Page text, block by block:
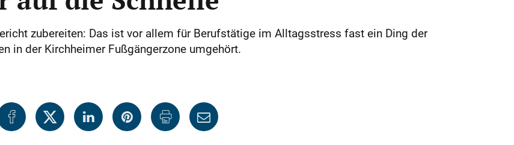
zubereiten: Das ist vor allem für Berufstätige im Alltagsstress fast ein Ding der
in der Kirchheimer Fußgängerzone umgehört.